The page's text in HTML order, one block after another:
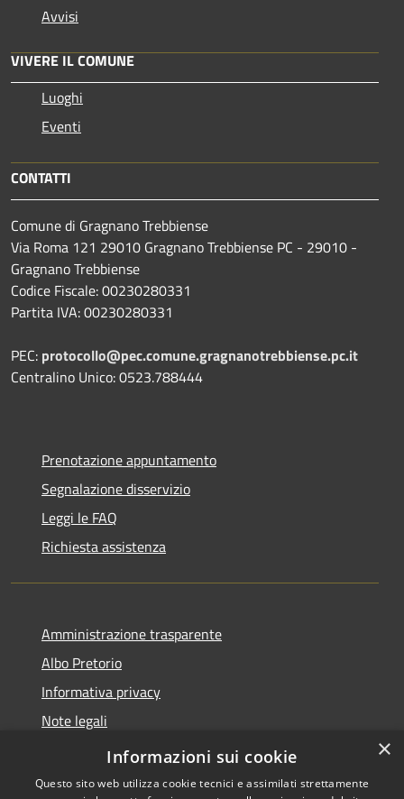
Avvisi
VIVERE IL COMUNE
Luoghi
Eventi
CONTATTI
Comune di Gragnano Trebbiense
Via Roma 121 29010 Gragnano Trebbiense PC - 29010 -
Gragnano Trebbiense
Codice Fiscale: 00230280331
Partita IVA: 00230280331
PEC: protocollo@pec.comune.gragnanotrebbiense.pc.it
Centralino Unico: 0523.788444
Prenotazione appuntamento
Segnalazione disservizio
Leggi le FAQ
Richiesta assistenza
Amministrazione trasparente
Albo Pretorio
Informativa privacy
Note legali
Dichiarazione di accessibilità
×
Informazioni sui cookie
Questo sito web utilizza cookie tecnici e assimilati strettamente